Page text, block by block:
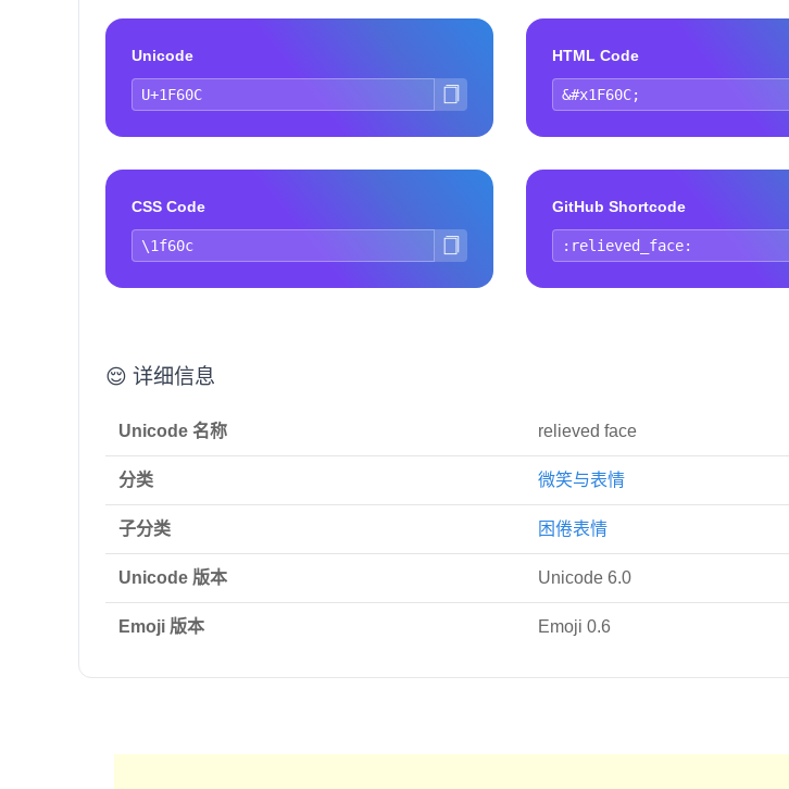
Unicode HTML Code
CSS Code GitHub Shortcode
😌 详细信息
Unicode 名称 relieved face
分类 微笑与表情
子分类 困倦表情
Unicode 版本 Unicode 6.0
Emoji 版本 Emoji 0.6